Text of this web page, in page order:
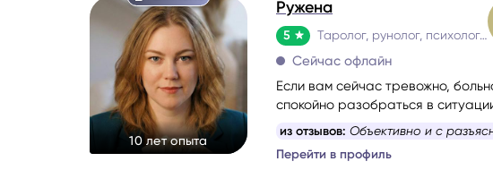
10 лет опыта
Ружена
5 Таролог, рунолог, психолог, расстановщик
Сейчас офлайн
Если вам сейчас тревожно,
спокойно разобраться в
Со мной можно говорить честно
проведу вас через сложные
решение, которое принесёт
из отзывов: Объективно и с
Перейти в профиль